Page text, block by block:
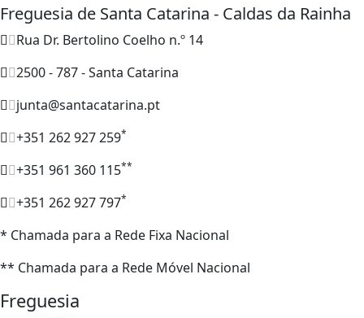
Freguesia de Santa Catarina - Caldas da Rainha
Rua Dr. Bertolino Coelho n.º 14
2500 - 787 - Santa Catarina
junta@santacatarina.pt
+351 262 927 259*
+351 961 360 115**
+351 262 927 797*
* Chamada para a Rede Fixa Nacional
** Chamada para a Rede Móvel Nacional
Freguesia